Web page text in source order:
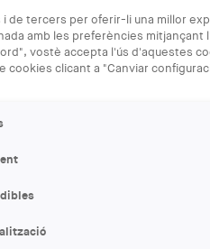
17
de tercers per oferir-li una millor
amb les preferències mitjançant
vostè accepta l'ús d'aquestes
cookies clicant a "Canviar